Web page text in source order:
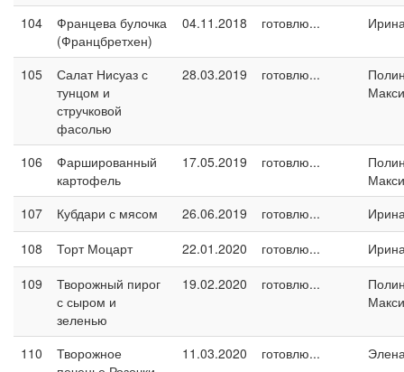
104
Францева булочка
(Францбретхен)
04.11.2018 готовлю...
105
Салат Нисуаз с
тунцом и
стручковой
фасолью
28.03.2019 готовлю...
106
Фаршированный
картофель
17.05.2019 готовлю...
107
Кубдари с мясом 26.06.2019 готовлю...
108
Торт Моцарт 22.01.2020 готовлю...
109
Творожный пирог
с сыром и
зеленью
19.02.2020 готовлю...
110
Творожное
11.03.2020 готовлю...